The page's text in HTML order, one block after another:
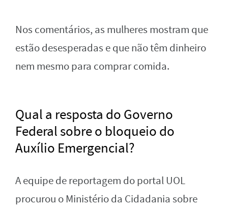
Nos comentários, as mulheres mostram que
estão desesperadas e que não têm dinheiro
nem mesmo para comprar comida.
Qual a resposta do Governo
Federal sobre o bloqueio do
Auxílio Emergencial?
A equipe de reportagem do portal UOL
procurou o Ministério da Cidadania sobre